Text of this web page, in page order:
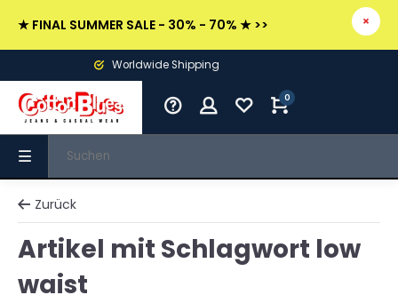
★ FINAL SUMMER SALE - 30% - 70% ★ >>
Worldwide Shipping
0
Zurück
Artikel mit Schlagwort low
waist